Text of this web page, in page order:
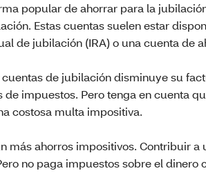
popular de ahorrar para la
Estas cuentas suelen estar
de jubilación (IRA) o una cuenta de
de jubilación disminuye su
de impuestos. Pero tenga en cuenta
costosa multa impositiva.
más ahorros impositivos. Contribuir
no paga impuestos sobre el